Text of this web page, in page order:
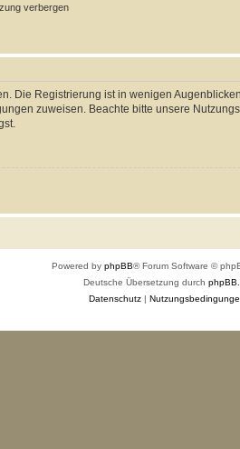
verbergen
Die Registrierung ist in wenigen
zuweisen. Beachte bitte unsere
Powered by phpBB® Forum Software ©
Deutsche Übersetzung durch
Datenschutz|